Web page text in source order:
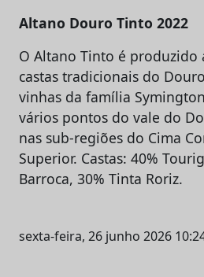
Altano Douro Tinto 2022
O Altano Tinto é produzido
castas tradicionais do
vinhas da família
vários pontos do vale do
nas sub-regiões do Cima
Superior. Castas: 40%
Barroca, 30% Tinta Roriz.
sexta-feira, 26 junho 2026